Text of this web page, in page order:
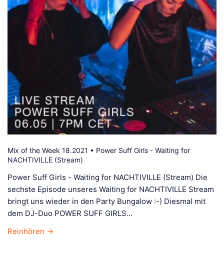
Mix of the Week 18.2021 • Power Suff Girls - Waiting for
NACHTIVILLE (Stream)
Power Suff Girls - Waiting for NACHTIVILLE (Stream) Die
sechste Episode unseres Waiting for NACHTIVILLE Stream
bringt uns wieder in den Party Bungalow :-) Diesmal mit
dem DJ-Duo POWER SUFF GIRLS...
Reinhören →